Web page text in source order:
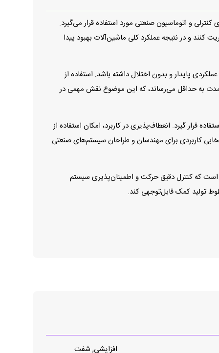
کنترلی و اتوماسیون صنعتی مورد استفاده قرار می‌گیرد.
کنند و در نتیجه عملکرد کلی ماشین‌آلات بهبود پیدا
پایدار و بدون اختلال داشته باشد. استفاده از
عملکرد را در بلندمدت به حداقل می‌رساند، که این موضوع نقش مهمی در
قرار گیرد. انعطاف‌پذیری در کاربرد، امکان استفاده از
کاربردی برای مهندسان و طراحان سیستم‌های صنعتی
کاربردهایی است که کنترل دقیق حرکت و اطمینان‌پذیری سیستم
تولید کمک قابل‌توجهی کند.
افزایشی, شفت